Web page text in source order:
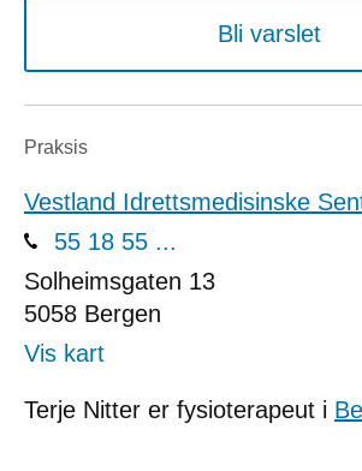
Bli varslet
Praksis
Vestland Idrettsmedisinske
55 18 55 ...
Solheimsgaten 13
5058 Bergen
Vis kart
Terje Nitter er fysioterapeut i